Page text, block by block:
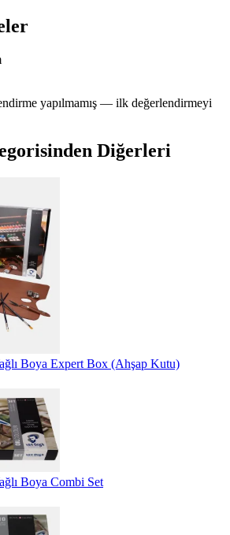
yapılmamış — ilk değerlendirmeyi
Diğerleri
Boya Expert Box (Ahşap Kutu)
Boya Combi Set